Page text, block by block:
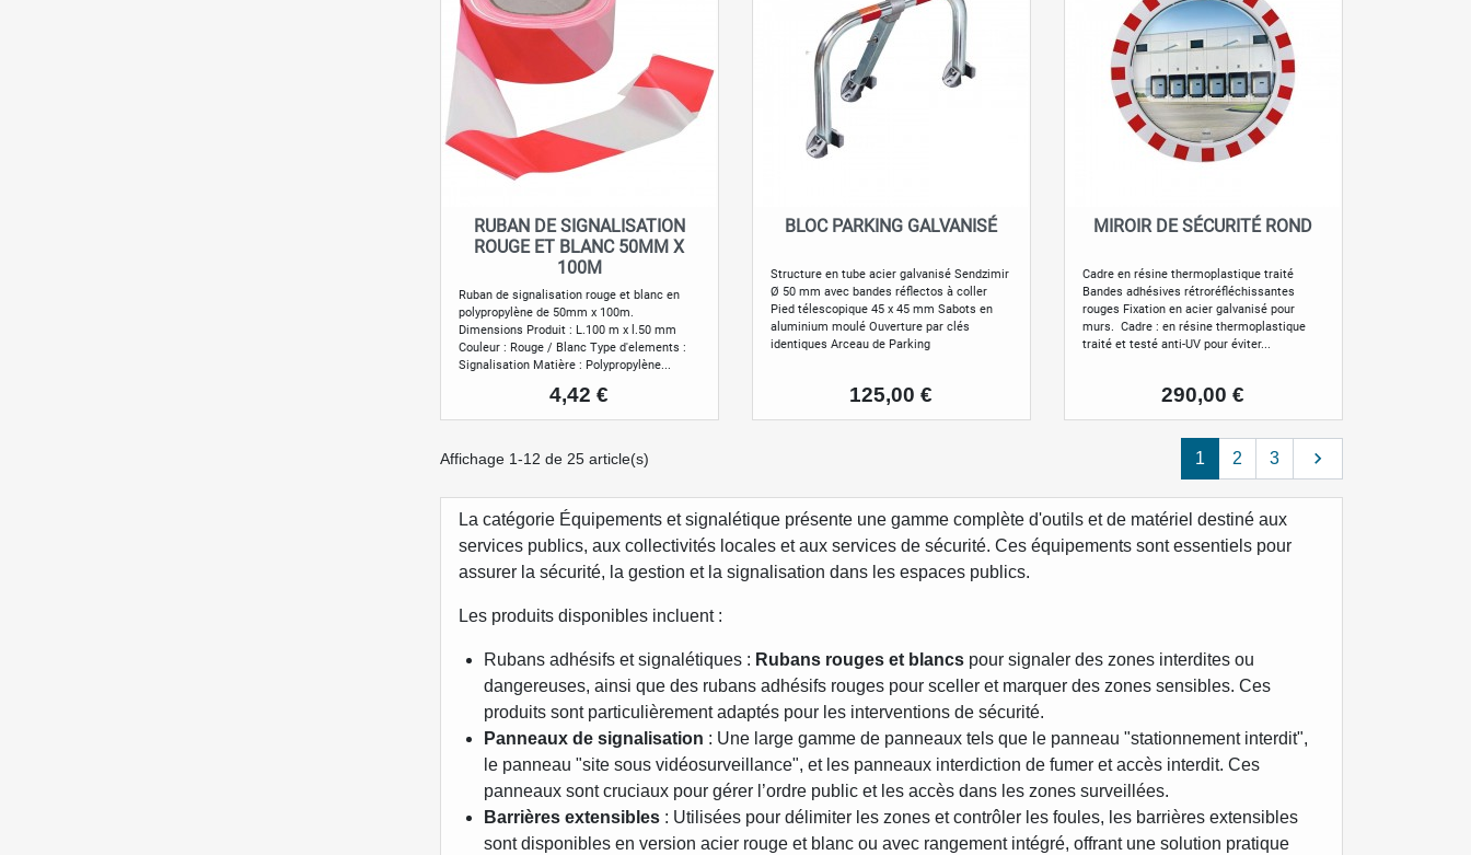
Aperçu rapide
RUBAN DE SIGNALISATION
ROUGE ET BLANC 50MM X
100M
Ruban de signalisation rouge et blanc en
polypropylène de 50mm x 100m.
Dimensions Produit : L.100 m x l.50 mm
Couleur : Rouge / Blanc Type d'elements :
Signalisation Matière : Polypropylène...
Prix
4,42 €
Aperçu rapide
BLOC PARKING GALVANISÉ
Structure en tube acier galvanisé Sendzimir
Ø 50 mm avec bandes réflectos à coller
Pied télescopique 45 x 45 mm Sabots en
aluminium moulé Ouverture par clés
identiques Arceau de Parking
Prix
125,00 €
Aperçu rapide
MIROIR DE SÉCURITÉ ROND
Cadre en résine thermoplastique traité
Bandes adhésives rétroréfléchissantes
rouges Fixation en acier galvanisé pour
murs. Cadre : en résine thermoplastique
traité et testé anti-UV pour éviter...
Prix
290,00 €
Affichage 1-12 de 25 article(s) 1 2 3 Suivant

La catégorie Équipements et signalétique présente une gamme complète d'outils et de matériel destiné aux
services publics, aux collectivités locales et aux services de sécurité. Ces équipements sont essentiels pour
assurer la sécurité, la gestion et la signalisation dans les espaces publics.
Les produits disponibles incluent :
Rubans adhésifs et signalétiques : Rubans rouges et blancs pour signaler des zones interdites ou
dangereuses, ainsi que des rubans adhésifs rouges pour sceller et marquer des zones sensibles. Ces
produits sont particulièrement adaptés pour les interventions de sécurité.
Panneaux de signalisation : Une large gamme de panneaux tels que le panneau "stationnement interdit",
le panneau "site sous vidéosurveillance", et les panneaux interdiction de fumer et accès interdit. Ces
panneaux sont cruciaux pour gérer l’ordre public et les accès dans les zones surveillées.
Barrières extensibles : Utilisées pour délimiter les zones et contrôler les foules, les barrières extensibles
sont disponibles en version acier rouge et blanc ou avec rangement intégré, offrant une solution pratique